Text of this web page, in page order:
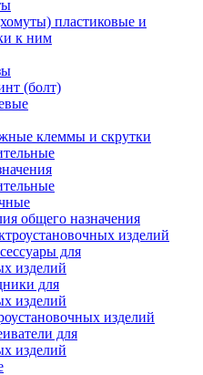
пластиковые и
к ним
(болт)
клеммы и скрутки
общего назначения
изделий
для
изделий
для
изделий
изделий
для
изделий